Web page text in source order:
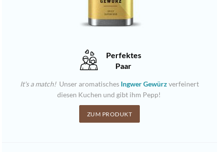
Perfektes
Paar
It's a match! Unser aromatisches Ingwer Gewürzverfeinert
diesen Kuchen und gibt ihm Pepp!
ZUM PRODUKT